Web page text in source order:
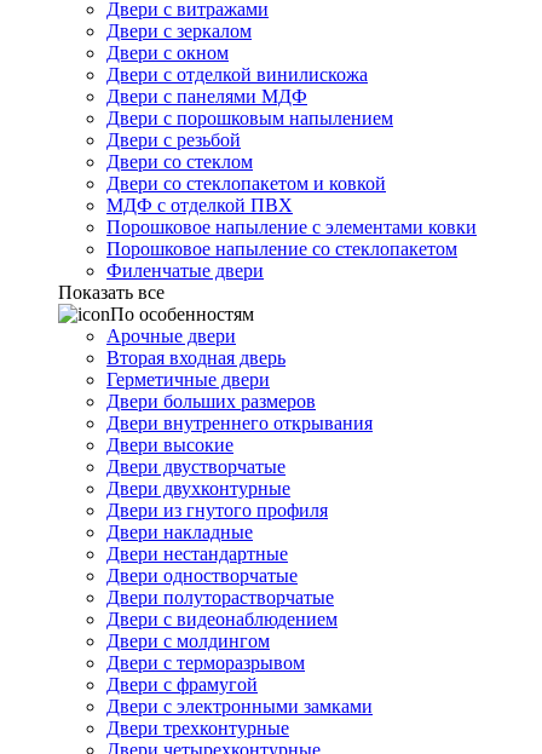
Двери с витражами
Двери с зеркалом
Двери с окном
Двери с отделкой винилискожа
Двери с панелями МДФ
Двери с порошковым напылением
Двери с резьбой
Двери со стеклом
Двери со стеклопакетом и ковкой
МДФ с отделкой ПВХ
Порошковое напыление с элементами ковки
Порошковое напыление со стеклопакетом
Филенчатые двери
Показать все
По особенностям
Арочные двери
Вторая входная дверь
Герметичные двери
Двери больших размеров
Двери внутреннего открывания
Двери высокие
Двери двустворчатые
Двери двухконтурные
Двери из гнутого профиля
Двери накладные
Двери нестандартные
Двери одностворчатые
Двери полуторастворчатые
Двери с видеонаблюдением
Двери с молдингом
Двери с терморазрывом
Двери с фрамугой
Двери с электронными замками
Двери трехконтурные
Двери четырехконтурные